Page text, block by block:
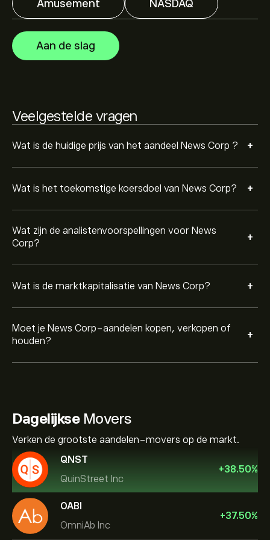
Amusement NASDAQ
Aan de slag
Veelgestelde vragen
Wat is de huidige prijs van het aandeel News Corp ? +
Wat is het toekomstige koersdoel van News Corp? +
Wat zijn de analistenvoorspellingen voor News
Corp?
+
verwachte groei. Bekijk de meest recente voorspelling
Wat is de marktkapitalisatie van News Corp? +
Moet je News Corp-aandelen kopen, verkopen of
houden?
+
consensus Matige buy.
DagelijkseMovers
Verken de grootste aandelen-movers op de markt.
QNST
QuinStreet Inc
+38.50%
OABI
OmniAb Inc
+37.50%